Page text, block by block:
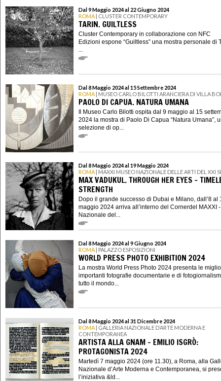
Dal 9 Maggio 2024 al 22 Giugno 2024
ROMA | CLUSTER CONTEMPORARY
TARIN. GUILTLESS
Cluster Contemporary in collaborazione con NFC
Edizioni espone “Guiltless” una mostra personale di
...
Dal 8 Maggio 2024 al 15 Settembre 2024
ROMA | MUSEO CARLO BILOTTI ARANCIERA DI VILLA
PAOLO DI CAPUA. NATURA UMANA
Il Museo Carlo Bilotti ospita dal 9 maggio al 15
2024 la mostra di Paolo Di Capua “Natura Umana”,
selezione di op...
Dal 8 Maggio 2024 al 19 Maggio 2024
ROMA | MAXXI MUSEO NAZIONALE DELLE ARTI DEL XXI
MAX VADUKUL. THROUGH HER EYES –
STRENGTH
Dopo il grande successo di Dubai e Milano, dall’8 al
maggio 2024 arriva all’interno del Cornerdel MAXXI
Nazionale del...
Dal 8 Maggio 2024 al 9 Giugno 2024
ROMA | PALAZZO ESPOSIZIONI
WORLD PRESS PHOTO EXHIBITION 2024
La mostra World Press Photo 2024 presenta le
importanti fotografie documentarie e di
tutto il mondo...
Dal 8 Maggio 2024 al 31 Dicembre 2024
ROMA | GALLERIA NAZIONALE D’ARTE MODERNA E
CONTEMPORANEA
ARTISTA ALLA GNAM - EMILIO ISGRÒ:
PROTAGONISTA 2024
Martedì 7 maggio 2024 (ore 11.30), a Roma, alla
Nazionale d’Arte Moderna e Contemporanea, si
l’iniziativa &ld...